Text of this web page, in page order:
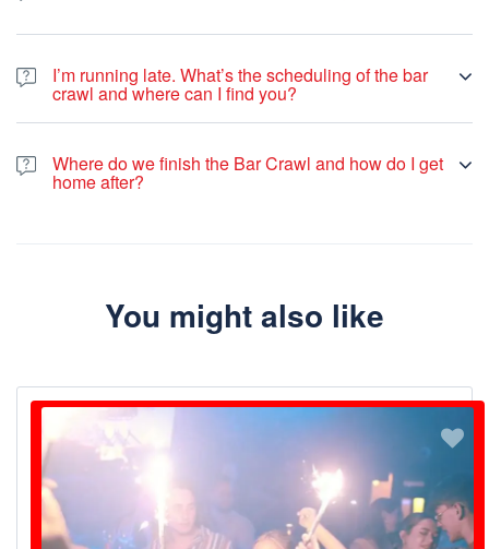
You can find the photo from the night on ourFacebook pageafter
the bar crawl.
I’m running late. What’s the scheduling of the bar
crawl and where can I find you?
If case you are running late, please contact us by WhatsApp +33
649 244 407.
Where do we finish the Bar Crawl and how do I get
home after?
You might also like